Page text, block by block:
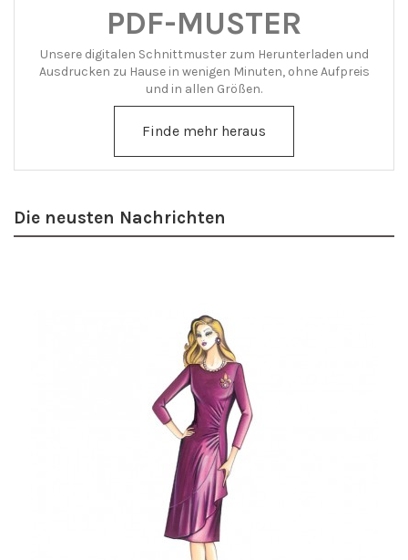
PDF-MUSTER
Unsere digitalen Schnittmuster zum Herunterladen und
Ausdrucken zu Hause in wenigen Minuten, ohne Aufpreis
und in allen Größen.
Finde mehr heraus
Die neusten Nachrichten